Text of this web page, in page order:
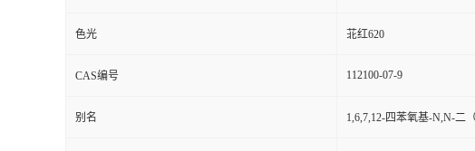
色光 苝红620
CAS编号 112100-07-9
别名 1,6,7,12-四苯氧基-N,N-二